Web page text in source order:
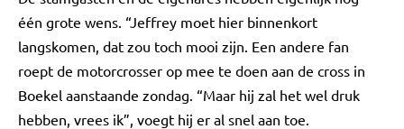
één grote wens. “Jeffrey moet hier binnenkort
langskomen, dat zou toch mooi zijn. Een andere fan
roept de motorcrosser op mee te doen aan de cross in
Boekel aanstaande zondag. “Maar hij zal het wel druk
hebben, vrees ik”, voegt hij er al snel aan toe.